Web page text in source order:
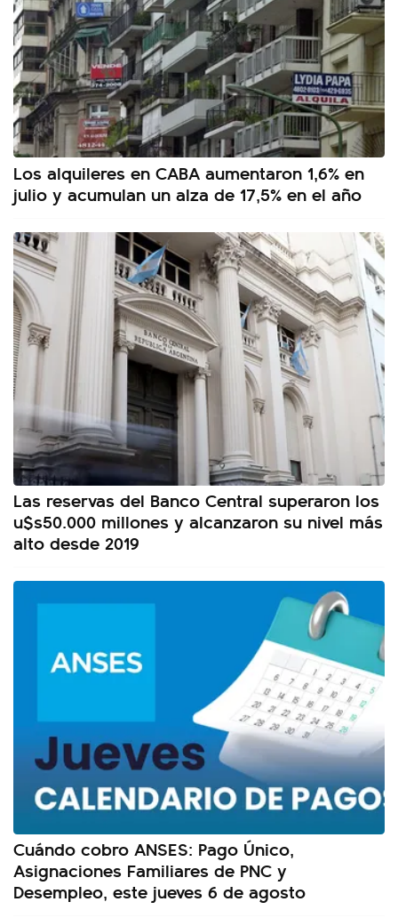
Los alquileres en CABA aumentaron 1,6% en
julio y acumulan un alza de 17,5% en el año
Las reservas del Banco Central superaron los
u$s50.000 millones y alcanzaron su nivel más
alto desde 2019
Cuándo cobro ANSES: Pago Único,
Asignaciones Familiares de PNC y
Desempleo, este jueves 6 de agosto